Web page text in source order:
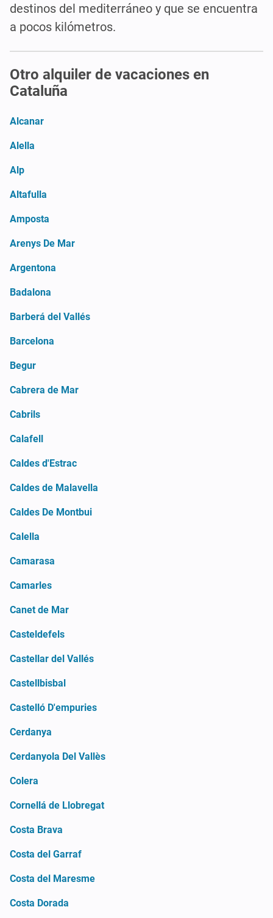
destinos del mediterráneo y que se encuentra
a pocos kilómetros.
Otro alquiler de vacaciones en
Cataluña
Alcanar
Alella
Alp
Altafulla
Amposta
Arenys De Mar
Argentona
Badalona
Barberá del Vallés
Barcelona
Begur
Cabrera de Mar
Cabrils
Calafell
Caldes d'Estrac
Caldes de Malavella
Caldes De Montbui
Calella
Camarasa
Camarles
Canet de Mar
Casteldefels
Castellar del Vallés
Castellbisbal
Castelló D'empuries
Cerdanya
Cerdanyola Del Vallès
Colera
Cornellá de Llobregat
Costa Brava
Costa del Garraf
Costa del Maresme
Costa Dorada